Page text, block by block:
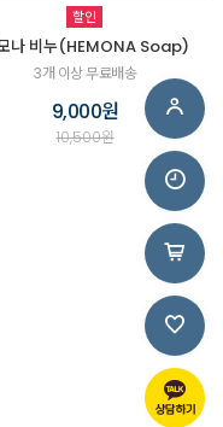
할인
나 비누(HEMONA Soap)
3개 이상 무료배송
9,000원
10,500원